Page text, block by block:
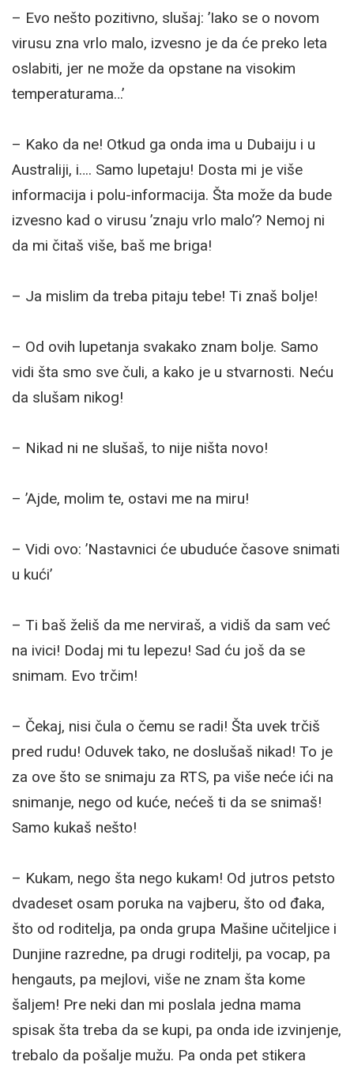
– Evo nešto pozitivno, slušaj: ’Iako se o novom
virusu zna vrlo malo, izvesno je da će preko leta
oslabiti, jer ne može da opstane na visokim
temperaturama…’
– Kako da ne! Otkud ga onda ima u Dubaiju i u
Australiji, i…. Samo lupetaju! Dosta mi je više
informacija i polu-informacija. Šta može da bude
izvesno kad o virusu ’znaju vrlo malo’? Nemoj ni
da mi čitaš više, baš me briga!
– Ja mislim da treba pitaju tebe! Ti znaš bolje!
– Od ovih lupetanja svakako znam bolje. Samo
vidi šta smo sve čuli, a kako je u stvarnosti. Neću
da slušam nikog!
– Nikad ni ne slušaš, to nije ništa novo!
– ’Ajde, molim te, ostavi me na miru!
– Vidi ovo: ’Nastavnici će ubuduće časove snimati
u kući’
– Ti baš želiš da me nerviraš, a vidiš da sam već
na ivici! Dodaj mi tu lepezu! Sad ću još da se
snimam. Evo trčim!
– Čekaj, nisi čula o čemu se radi! Šta uvek trčiš
pred rudu! Oduvek tako, ne doslušaš nikad! To je
za ove što se snimaju za RTS, pa više neće ići na
snimanje, nego od kuće, nećeš ti da se snimaš!
Samo kukaš nešto!
– Kukam, nego šta nego kukam! Od jutros petsto
dvadeset osam poruka na vajberu, što od đaka,
što od roditelja, pa onda grupa Mašine učiteljice i
Dunjine razredne, pa drugi roditelji, pa vocap, pa
hengauts, pa mejlovi, više ne znam šta kome
šaljem! Pre neki dan mi poslala jedna mama
spisak šta treba da se kupi, pa onda ide izvinjenje,
trebalo da pošalje mužu. Pa onda pet stikera